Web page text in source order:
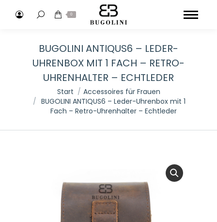
Search: 0
BUGOLINI ANTIQUS6 – LEDER-
UHRENBOX MIT 1 FACH – RETRO-
UHRENHALTER – ECHTLEDER
Sie befinden sich hier:
Start
Accessoires für Frauen
BUGOLINI ANTIQUS6 – Leder-Uhrenbox mit 1
Fach – Retro-Uhrenhalter – Echtleder